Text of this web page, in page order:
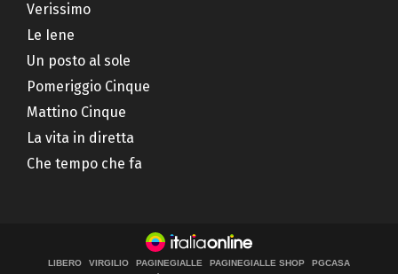
Verissimo
Le Iene
Un posto al sole
Pomeriggio Cinque
Mattino Cinque
La vita in diretta
Che tempo che fa
LIBERO VIRGILIO PAGINEGIALLE PAGINEGIALLE SHOP PGCASA